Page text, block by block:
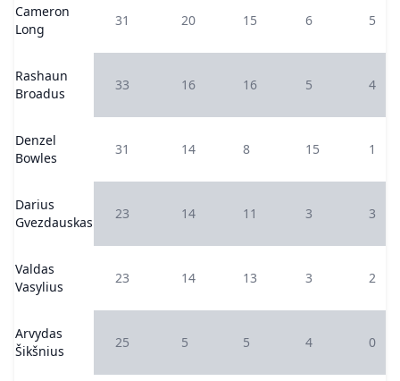
Cameron
Long
31 20 15 6 5
Rashaun
Broadus
33 16 16 5 4
Denzel
Bowles
31 14 8 15 1
Darius
Gvezdauskas
23 14 11 3 3
Valdas
Vasylius
23 14 13 3 2
Arvydas
Šikšnius
25 5 5 4 0